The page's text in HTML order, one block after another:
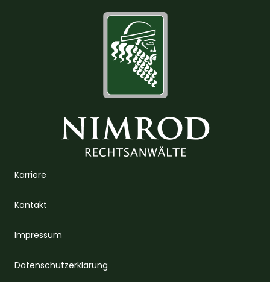
Karriere
Kontakt
Impressum
Datenschutzerklärung